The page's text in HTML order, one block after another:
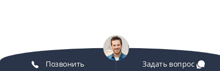
Позвонить Задать вопрос